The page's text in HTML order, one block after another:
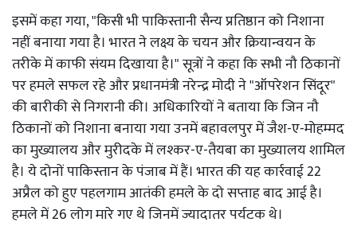
इसमें कहा गया, "किसी भी पाकिस्तानी सैन्य प्रतिष्ठान को निशाना
नहीं बनाया गया है। भारत ने लक्ष्य के चयन और क्रियान्वयन के
तरीके में काफी संयम दिखाया है।" सूत्रों ने कहा कि सभी नौ ठिकानों
पर हमले सफल रहे और प्रधानमंत्री नरेन्द्र मोदी ने "ऑपरेशन सिंदूर"
की बारीकी से निगरानी की। अधिकारियों ने बताया कि जिन नौ
ठिकानों को निशाना बनाया गया उनमें बहावलपुर में जैश-ए-मोहम्मद
का मुख्यालय और मुरीदके में लश्कर-ए-तैयबा का मुख्यालय शामिल
है। ये दोनों पाकिस्तान के पंजाब में हैं। भारत की यह कार्रवाई 22
अप्रैल को हुए पहलगाम आतंकी हमले के दो सप्ताह बाद आई है।
हमले में 26 लोग मारे गए थे जिनमें ज्यादातर पर्यटक थे।